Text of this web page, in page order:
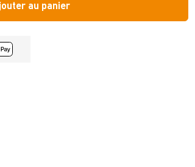
au panier